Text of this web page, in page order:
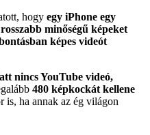
hogy egy iPhone egy
minőségű képeket
képes videót
nincs YouTube videó,
480 képkockát kellene
is, ha annak az ég világon